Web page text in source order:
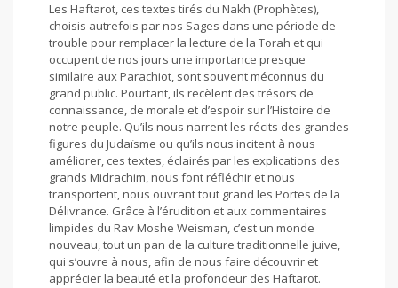
Les Haftarot, ces textes tirés du Nakh (Prophètes),
choisis autrefois par nos Sages dans une période de
trouble pour remplacer la lecture de la Torah et qui
occupent de nos jours une importance presque
similaire aux Parachiot, sont souvent méconnus du
grand public. Pourtant, ils recèlent des trésors de
connaissance, de morale et d’espoir sur l’Histoire de
notre peuple. Qu’ils nous narrent les récits des grandes
figures du Judaïsme ou qu’ils nous incitent à nous
améliorer, ces textes, éclairés par les explications des
grands Midrachim, nous font réfléchir et nous
transportent, nous ouvrant tout grand les Portes de la
Délivrance. Grâce à l’érudition et aux commentaires
limpides du Rav Moshe Weisman, c’est un monde
nouveau, tout un pan de la culture traditionnelle juive,
qui s’ouvre à nous, afin de nous faire découvrir et
apprécier la beauté et la profondeur des Haftarot.